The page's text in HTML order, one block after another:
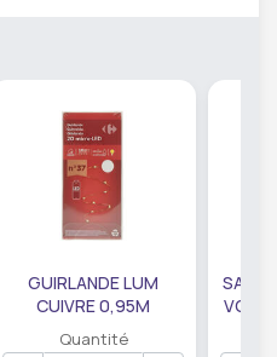
GUIRLANDE LUM
CUIVRE 0,95M
DE79207
Quantité